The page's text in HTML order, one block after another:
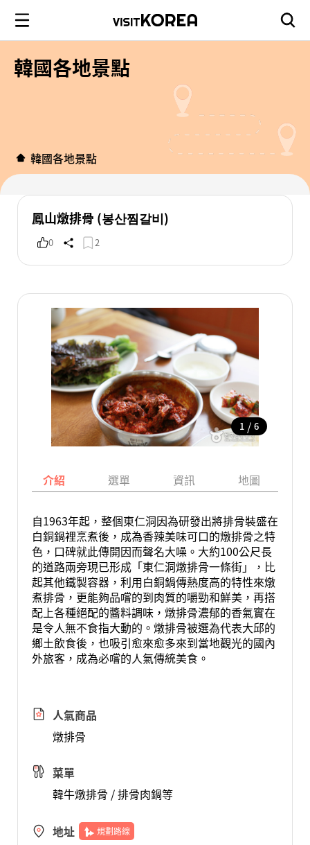
韓國各地景點
韓國各地景點
鳳山燉排骨 (봉산찜갈비)
0 2
1 / 6
介紹 選單 資訊 地圖
自1963年起，整個東仁洞因為研發出將排骨裝盛在
白銅鍋裡烹煮後，成為香辣美味可口的燉排骨之特
色，口碑就此傳開因而聲名大噪。大約100公尺長
的道路兩旁現已形成「東仁洞燉排骨一條街」，比
起其他鐵製容器，利用白銅鍋傳熱度高的特性來燉
煮排骨，更能夠品嚐的到肉質的嚼勁和鮮美，再搭
配上各種絕配的醬料調味，燉排骨濃郁的香氣實在
是令人無不食指大動的。燉排骨被選為代表大邱的
鄉土飲食後，也吸引愈來愈多來到當地觀光的國內
外旅客，成為必嚐的人氣傳統美食。
人氣商品
燉排骨
菜單
韓牛燉排骨 / 排骨肉鍋等
地址 規劃路線